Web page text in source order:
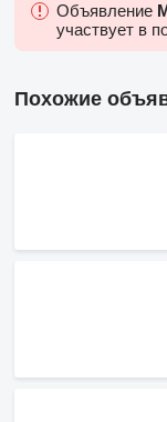
Объявление
участвует в
Похожие